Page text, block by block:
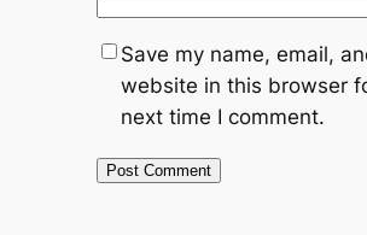
Save my name, email,
website in this browser
next time I comment.